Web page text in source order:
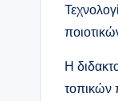
Η
τοπικών